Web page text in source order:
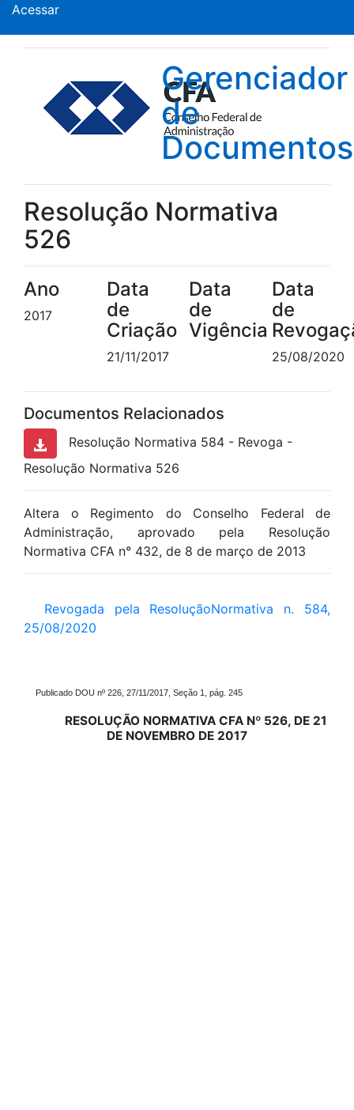
Acessar
Gerenciador
de
Documentos
Resolução Normativa
526
Ano
2017
Data
de
Criação
21/11/2017
Data
de
Vigência
Data
de
25/08/2020
Documentos Relacionados
Resolução Normativa 584 - Revoga -
Resolução Normativa 526
Altera o Regimento do Conselho Federal de
Administração, aprovado pela Resolução
Normativa CFA n° 432, de 8 de março de 2013
Revogada pela ResoluçãoNormativa n. 584,
25/08/2020
Publicado DOU nº 226, 27/11/2017, Seção 1, pág. 245
RESOLUÇÃO NORMATIVA CFA Nº 526, DE 21
DE NOVEMBRO DE 2017